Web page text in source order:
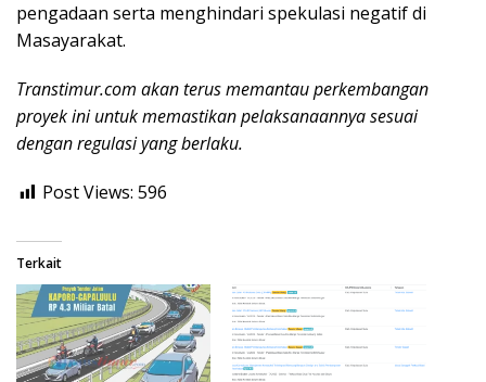
pengadaan serta menghindari spekulasi negatif di
Masayarakat.
Transtimur.com akan terus memantau perkembangan
proyek ini untuk memastikan pelaksanaannya sesuai
dengan regulasi yang berlaku.
Post Views: 596
Terkait